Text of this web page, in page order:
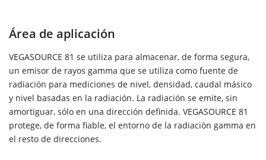
Área de aplicación
VEGASOURCE 81 se utiliza para almacenar, de forma segura,
un emisor de rayos gamma que se utiliza como fuente de
radiación para mediciones de nivel, densidad, caudal másico
y nivel basadas en la radiación. La radiación se emite, sin
amortiguar, sólo en una dirección definida. VEGASOURCE 81
protege, de forma fiable, el entorno de la radiación gamma en
el resto de direcciones.